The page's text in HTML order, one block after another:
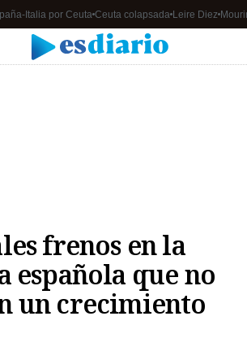
Italia por Ceuta Ceuta colapsada Leire Diez
frenos en la
española que no
un crecimiento